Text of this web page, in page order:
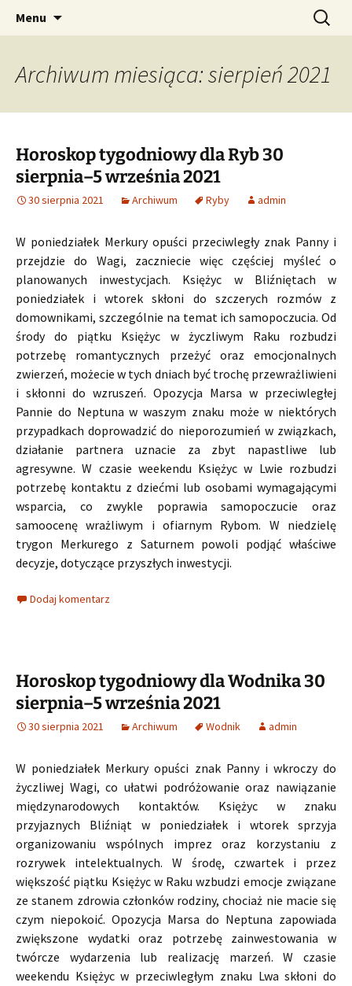
CzaroMarowy horoskop
dzienny, miesięczny i
tygodniowy
Profesjonalne przepowiednie astrologiczne
Menu Szukaj:
Archiwum miesiąca: sierpień 2021
Horoskop tygodniowy dla Ryb 30
sierpnia–5 września 2021
30 sierpnia 2021 Archiwum Ryby admin
W poniedziałek Merkury opuści przeciwległy znak Panny i
przejdzie do Wagi, zaczniecie więc częściej myśleć o
planowanych inwestycjach. Księżyc w Bliźniętach w
poniedziałek i wtorek skłoni do szczerych rozmów z
domownikami, szczególnie na temat ich samopoczucia. Od
środy do piątku Księżyc w życzliwym Raku rozbudzi
potrzebę romantycznych przeżyć oraz emocjonalnych
zwierzeń, możecie w tych dniach być trochę przewrażliwieni
i skłonni do wzruszeń. Opozycja Marsa w przeciwległej
Pannie do Neptuna w waszym znaku może w niektórych
przypadkach doprowadzić do nieporozumień w związkach,
działanie partnera uznacie za zbyt napastliwe lub
agresywne. W czasie weekendu Księżyc w Lwie rozbudzi
potrzebę kontaktu z dziećmi lub osobami wymagającymi
wsparcia, co zwykle poprawia samopoczucie oraz
samoocenę wrażliwym i ofiarnym Rybom. W niedzielę
trygon Merkurego z Saturnem powoli podjąć właściwe
decyzje, dotyczące przyszłych inwestycji.
Dodaj komentarz
Horoskop tygodniowy dla Wodnika 30
sierpnia–5 września 2021
30 sierpnia 2021 Archiwum Wodnik admin
W poniedziałek Merkury opuści znak Panny i wkroczy do
życzliwej Wagi, co ułatwi podróżowanie oraz nawiązanie
międzynarodowych kontaktów. Księżyc w znaku
przyjaznych Bliźniąt w poniedziałek i wtorek sprzyja
organizowaniu wspólnych imprez oraz korzystaniu z
rozrywek intelektualnych. W środę, czwartek i przez
większość piątku Księżyc w Raku wzbudzi emocje związane
ze stanem zdrowia członków rodziny, chociaż nie macie się
czym niepokoić. Opozycja Marsa do Neptuna zapowiada
zwiększone wydatki oraz potrzebę zainwestowania w
twórcze wydarzenia lub realizację marzeń. W czasie
weekendu Księżyc w przeciwległym znaku Lwa skłoni do